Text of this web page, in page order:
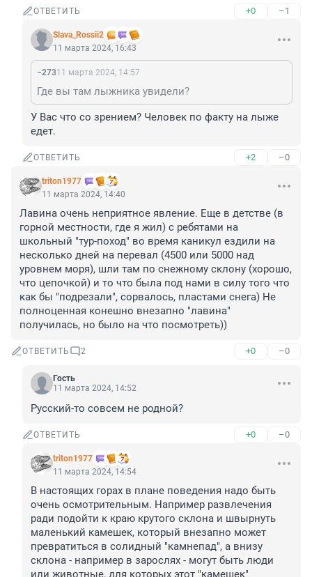
ОТВЕТИТЬ +0 –1
Slava_Rossii2
11 марта 2024, 16:43
−27311 марта 2024, 14:57
Где вы там лыжника увидели?
У Вас что со зрением? Человек по факту на лыже
едет.
ОТВЕТИТЬ +2 –0
triton1977
11 марта 2024, 14:40
Лавина очень неприятное явление. Еще в детстве (в
горной местности, где я жил) с ребятами на
школьный "тур-поход" во время каникул ездили на
несколько дней на перевал (4500 или 5000 над
уровнем моря), шли там по снежному склону (хорошо,
что цепочкой) и то что была под нами в силу того что
как бы "подрезали", сорвалось, пластами снега) Не
полноценная конешно внезапно "лавина"
получилась, но было на что посмотреть))
ОТВЕТИТЬ 2 +0 –0
Гость
11 марта 2024, 14:52
Русский-то совсем не родной?
ОТВЕТИТЬ +0 –0
triton1977
11 марта 2024, 14:54
В настоящих горах в плане поведения надо быть
очень осмотрительным. Например развлечения
ради подойти к краю крутого склона и швырнуть
маленький камешек, который внезапно может
превратиться в солидный "камнепад", а внизу
склона - например в зарослях - могут быть люди
или животные, для которых этот "камешек"